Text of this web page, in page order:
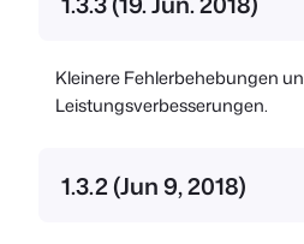
Kleinere Fehlerbehebungen
Leistungsverbesserungen.
1.3.2 (Jun 9, 2018)